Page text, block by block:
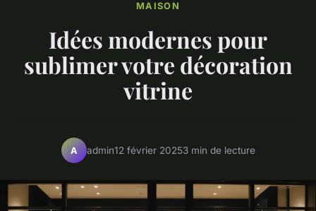
MAISON
Idées modernes pour
sublimer votre décoration
vitrine
A admin12 février 20253 min de lecture